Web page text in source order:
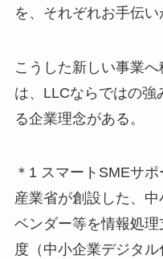
を、それぞれお手伝い
こうした新しい事業
は、LLCならではの強
る企業理念がある 。
＊1 スマートSMEサ
産業省が創設した、
ベンダー等を情報処
度（中小企業デジタル